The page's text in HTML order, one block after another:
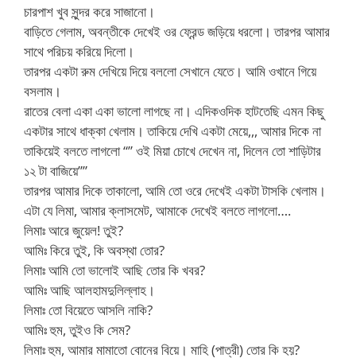
চারপাশ খুব সুন্দর করে সাজানো।
বাড়িতে গেলাম, অবন্তীকে দেখেই ওর ফ্রেন্ড জড়িয়ে ধরলো। তারপর আমার
সাথে পরিচয় করিয়ে দিলো।
তারপর একটা রুম দেখিয়ে দিয়ে বললো সেখানে যেতে। আমি ওখানে গিয়ে
বসলাম।
রাতের বেলা একা একা ভালো লাগছে না। এদিকওদিক হাটতেছি এমন কিছু
একটার সাথে ধাক্কা খেলাম। তাকিয়ে দেখি একটা মেয়ে,,, আমার দিকে না
তাকিয়েই বলতে লাগলো “” ওই মিয়া চোখে দেখেন না, দিলেন তো শাড়িটার
১২ টা বাজিয়ে””
তারপর আমার দিকে তাকালো, আমি তো ওরে দেখেই একটা টাসকি খেলাম।
এটা যে লিমা, আমার ক্লাসমেট, আমাকে দেখেই বলতে লাগলো….
লিমাঃ আরে জুয়েল! তুই?
আমিঃ কিরে তুই, কি অবস্থা তোর?
লিমাঃ আমি তো ভালোই আছি তোর কি খবর?
আমিঃ আছি আলহামদুলিল্লাহ।
লিমাঃ তো বিয়েতে আসলি নাকি?
আমিঃ হুম, তুইও কি সেম?
লিমাঃ হুম, আমার মামাতো বোনের বিয়ে। মাহি (পাত্রী) তোর কি হয়?